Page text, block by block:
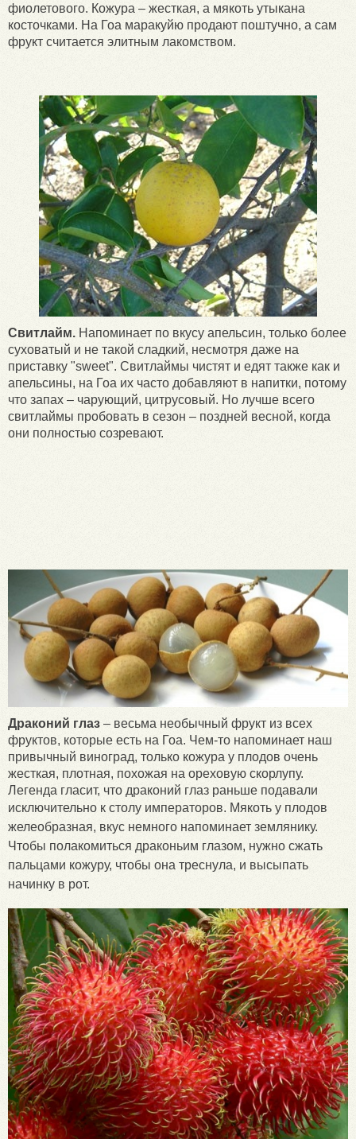
фиолетового. Кожура – жесткая, а мякоть утыкана
косточками. На Гоа маракуйю продают поштучно, а сам
фрукт считается элитным лакомством.
Свитлайм. Напоминает по вкусу апельсин, только более
суховатый и не такой сладкий, несмотря даже на
приставку "sweet". Свитлаймы чистят и едят также как и
апельсины, на Гоа их часто добавляют в напитки, потому
что запах – чарующий, цитрусовый. Но лучше всего
свитлаймы пробовать в сезон – поздней весной, когда
они полностью созревают.
Драконий глаз – весьма необычный фрукт из всех
фруктов, которые есть на Гоа. Чем-то напоминает наш
привычный виноград, только кожура у плодов очень
жесткая, плотная, похожая на ореховую скорлупу.
Легенда гласит, что драконий глаз раньше подавали
исключительно к столу императоров. Мякоть у плодов
желеобразная, вкус немного напоминает землянику.
Чтобы полакомиться драконьим глазом, нужно сжать
пальцами кожуру, чтобы она треснула, и высыпать
начинку в рот.